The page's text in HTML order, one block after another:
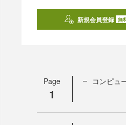
新規会員登録 無
Page
1
コンピュ